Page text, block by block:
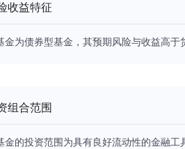
收益特征
金为债券型基金，其预期风险与收益高于
组合范围
金的投资范围为具有良好流动性的金融